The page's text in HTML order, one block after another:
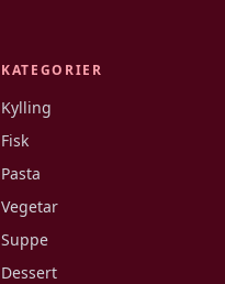
KATEGORIER
Kylling
Fisk
Pasta
Vegetar
Suppe
Dessert